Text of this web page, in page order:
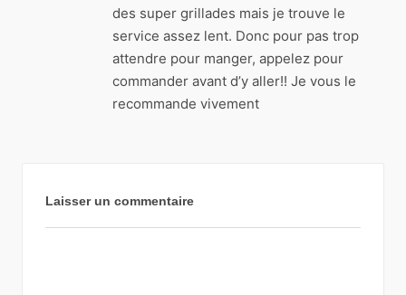
des super grillades mais je trouve le
service assez lent. Donc pour pas trop
attendre pour manger, appelez pour
commander avant d’y aller!! Je vous le
recommande vivement
Laisser un commentaire